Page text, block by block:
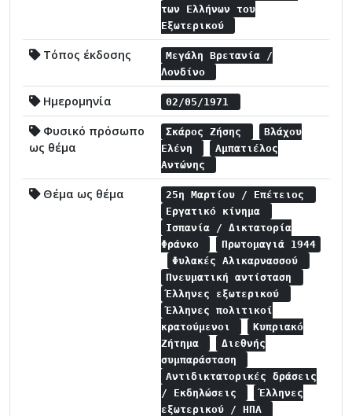
των Ελλήνων του
Εξωτερικού
Τόπος έκδοσης
Μεγάλη Βρετανία /
Λονδίνο
Ημερομηνία 02/05/1971
Φυσικό πρόσωπο
ως θέμα
Σκάρος Ζήσης
Βλάχου
Ελένη
Αμπατιέλος
Αντώνης
Θέμα ως θέμα
25η Μαρτίου / Επέτειος
Εργατικό κίνημα
Ισπανία / Δικτατορία
Φράνκο
Πρωτομαγιά 1944
Φυλακές Αλικαρνασσού
Πνευματική αντίσταση
Έλληνες εξωτερικού
Έλληνες πολιτικοί
κρατούμενοι
Κυπριακό
Ζήτημα
Διεθνής
συμπαράσταση
Αντιδικτατορικές δράσεις
/ Εκδηλώσεις
Έλληνες
εξωτερικού / ΗΠΑ